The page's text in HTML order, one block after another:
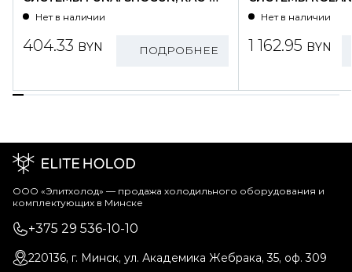
SG25HP.D01/S
Нет в наличии
404.33 BYN ПОДРОБНЕЕ
WZ09HSS/N1-
Нет в наличии
1 162.95 BYN
ООО «Элитхолод» ― продажа холодильного оборудования и
комплектующих в Минске
+375 29 536-10-10
220136, г. Минск, ул. Академика Жебрака, 35, оф. 309